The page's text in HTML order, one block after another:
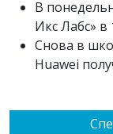
В
Икс Лабс»
Снова в
Huawei